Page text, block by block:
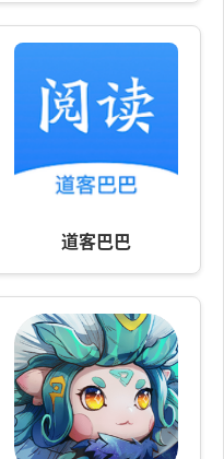
道客巴巴